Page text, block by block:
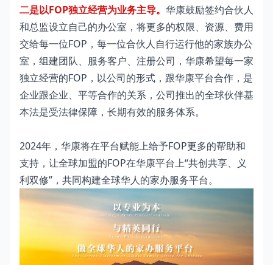
二是以FOP独立经营为业务主导。 华康鼓励签约合伙人
和总监设立自己的办公室，将更多的权限、资源、费用
交给每一位FOP，每一位合伙人自行运行他的家族办公
室，组建团队、服务客户、注册公司，华康希望每一家
独立经营的FOP，以公司的形式，跟华康平台合作，是
企业跟企业、平等合作的关系，公司推出的全球伙伴基
本法是受法律保障，长期有效的服务体系。
2024年，华康将在平台赋能上给予FOP更多的帮助和
支持，让全球加盟的FOP在华康平台上“共创共享、义
利双修”，共同构建全球华人的家办服务平台。